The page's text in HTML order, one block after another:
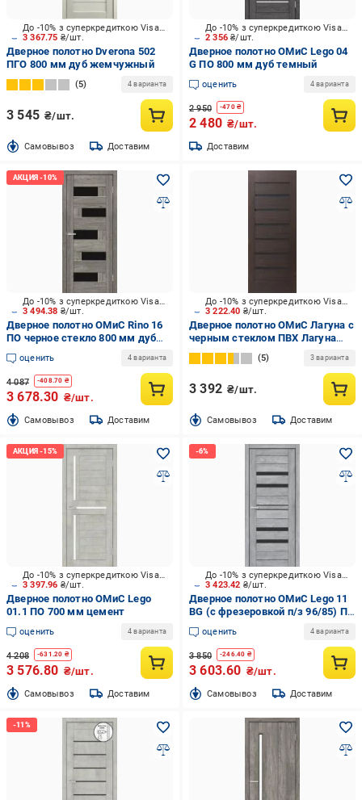
3 367.75 ₴/шт.
До -10% з суперкредиткою Visa Вигода
Дверное полотно Dverona 502
ПГО 800 мм дуб жемчужный
5 4 варианта
3 545 ₴/шт.
Cамовывоз Доставим
2 356₴/шт.
До -10% з суперкредиткою Visa Вигода
Дверное полотно ОМиС Lego 04
G ПО 800 мм дуб темный
оценить 4 варианта
2 950 -470₴
2 480 ₴/шт.
Доставим
3 494.38 ₴/шт.
До -10% з суперкредиткою Visa Вигода
Дверное полотно ОМиС Rino 16
ПО черное стекло 800 мм дуб
денвер
оценить 4 варианта
4 087 -408.70 ₴
3 678.30 ₴/шт.
Cамовывоз Доставим
3 222.40 ₴/шт.
До -10% з суперкредиткою Visa Вигода
Дверное полотно ОМиС Лагуна с
черным стеклом ПВХ Лагуна
венге ПО 800 мм чорное стекло
ПГО 800 мм венге
5 3 варианта
3 392 ₴/шт.
Cамовывоз Доставим
3 397.96 ₴/шт.
До -10% з суперкредиткою Visa Вигода
Дверное полотно ОМиС Lego
01.1 ПО 700 мм цемент
оценить 4 варианта
4 208 -631.20 ₴
3 576.80 ₴/шт.
Cамовывоз Доставим
3 423.42 ₴/шт.
До -10% з суперкредиткою Visa Вигода
Дверное полотно ОМиС Lego 11
ВG (с фрезеровкой п/з 96/85) ПО
черное стекло 800 мм дуб
кливленд
оценить 4 варианта
3 850 -246.40 ₴
3 603.60 ₴/шт.
Cамовывоз Доставим